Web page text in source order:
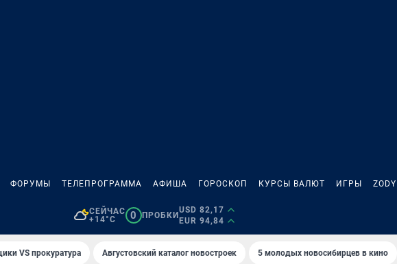
ФОРУМЫ ТЕЛЕПРОГРАММА АФИША ГОРОСКОП КУРСЫ ВАЛЮТ ИГРЫ ZODY
СЕЙЧАС
+14°C
0 ПРОБКИ
USD 82,17
EUR 94,84
VS прокуратура Августовский каталог новостроек 5 молодых новосибирцев в кино